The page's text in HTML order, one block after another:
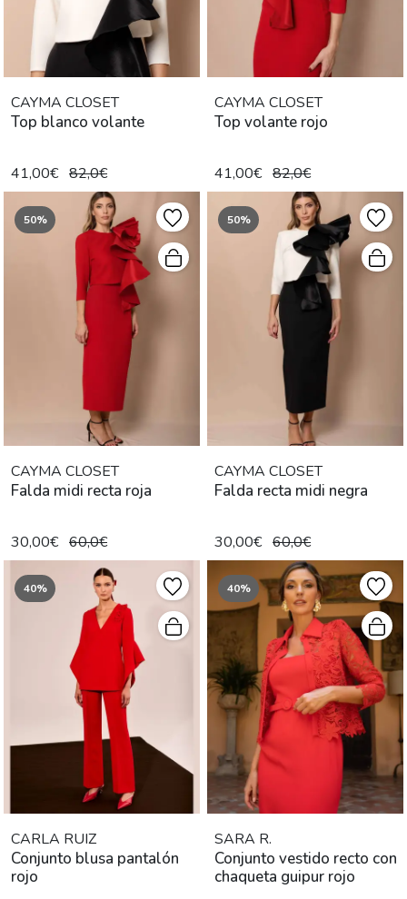
CAYMA CLOSET
Top blanco volante
41,00€ 82,0€
CAYMA CLOSET
Top volante rojo
41,00€ 82,0€
50%
CAYMA CLOSET
Falda midi recta roja
30,00€ 60,0€
50%
CAYMA CLOSET
Falda recta midi negra
30,00€ 60,0€
40%
CARLA RUIZ
Conjunto blusa pantalón
rojo
40%
SARA R.
Conjunto vestido recto con
chaqueta guipur rojo